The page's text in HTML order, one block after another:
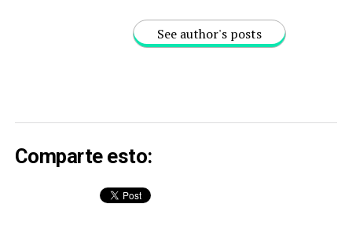
See author's posts
Comparte esto: